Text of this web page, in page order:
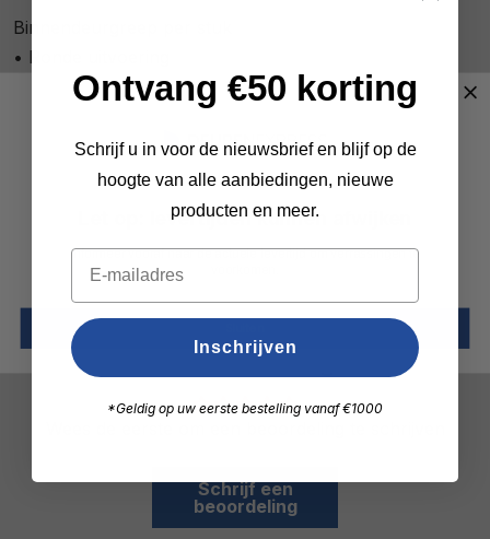
Binnendeurgreep per stuk
• Ronde uitvoering
• Zwart gepoedercoat
• 2-zijdige bevestiging (door de deur) mogelijk
Klantbeoordelingen
Schrijf een
beoordeling
Let op: levertijden kunnen afwijken
Informeer vooraf naar de actuele levertijd om verrassingen te
Ontvang €50 korting
Schrijf u in voor de nieuwsbrief en blijf op de
hoogte van alle aanbiedingen, nieuwe
producten en meer.
Inschrijven
*Geldig op uw eerste bestelling vanaf €1000